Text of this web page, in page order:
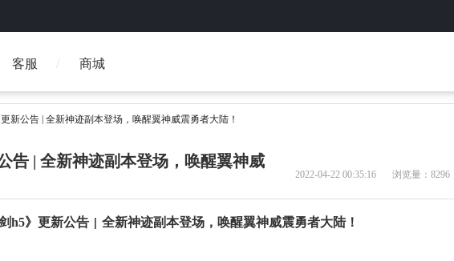
客服 商城
更新公告 | 全新神迹副本登场，唤醒翼神威震勇者大陆！
告 | 全新神迹副本登场，唤醒翼神威
2022-04-22 00:35:16 浏览量：8296
h5》更新公告 全新神迹副本登场，唤醒翼神威震勇者大陆！